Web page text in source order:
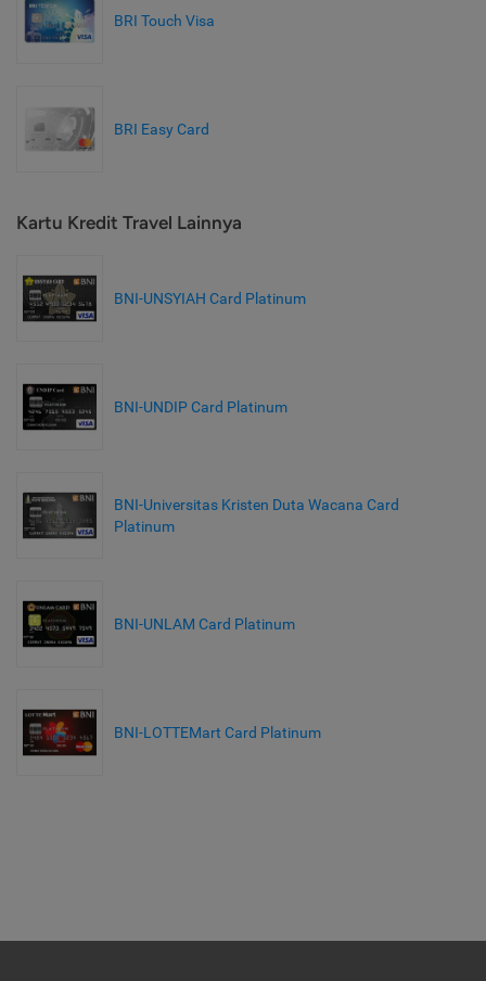
BRI Touch Visa
BRI Easy Card
Kartu Kredit Travel Lainnya
BNI-UNSYIAH Card Platinum
BNI-UNDIP Card Platinum
BNI-Universitas Kristen Duta Wacana Card
Platinum
BNI-UNLAM Card Platinum
BNI-LOTTEMart Card Platinum